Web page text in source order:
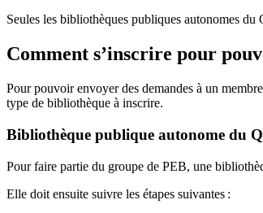
Seules les bibliothèques publiques autonomes
Comment s’inscrire pour
Pour pouvoir envoyer des demandes à un
type de bibliothèque à inscrire.
Bibliothèque publique autonome du
Pour faire partie du groupe de PEB, une
Elle doit ensuite suivre les étapes suivantes :